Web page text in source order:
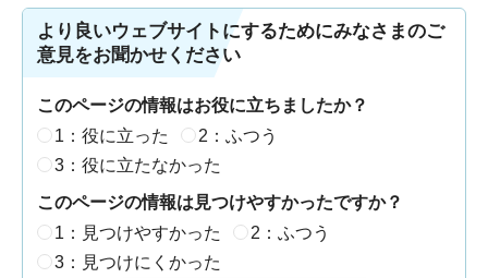
より良いウェブサイトにするためにみなさまのご
意見をお聞かせください
このページの情報はお役に立ちましたか？
1：役に立った
2：ふつう
3：役に立たなかった
このページの情報は見つけやすかったですか？
1：見つけやすかった
2：ふつう
3：見つけにくかった